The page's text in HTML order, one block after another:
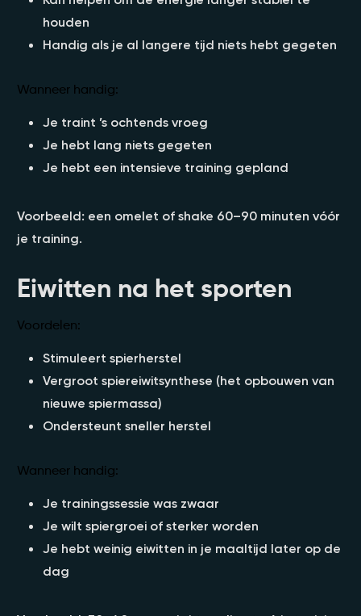
houden
Handig als je al langere tijd niets hebt gegeten
Wanneer handig:
Je traint ’s ochtends vroeg
Je hebt lang niets gegeten
Je hebt een intensieve training gepland
Voorbeeld: een omelet of shake 60–90 minuten vóór
je training.
Eiwitten na het sporten
Voordelen:
Stimuleert spierherstel
Vergroot spiereiwitsynthese (het opbouwen van
nieuwe spiermassa)
Ondersteunt sneller herstel
Wanneer handig:
Je trainingssessie was zwaar
Je wilt spiergroei of sterker worden
Je hebt weinig eiwitten in je maaltijd later op de
dag